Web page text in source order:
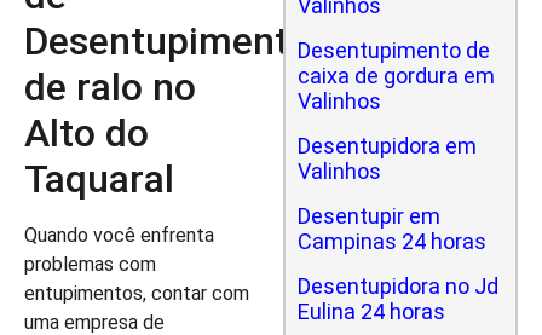
Desentupimento
de ralo no
Alto do
Taquaral
Quando você enfrenta
problemas com
entupimentos, contar com
uma empresa de
Valinhos
Desentupimento de
caixa de gordura em
Valinhos
Desentupidora em
Valinhos
Desentupir em
Campinas 24 horas
Desentupidora no Jd
Eulina 24 horas